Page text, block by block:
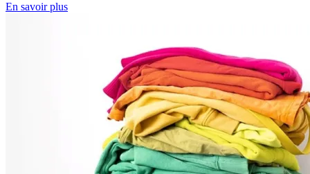
En savoir plus